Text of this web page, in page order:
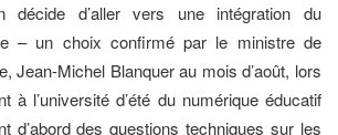
décide d’aller vers une intégration du
– un choix confirmé par le ministre de
Jean-Michel Blanquer au mois d’août, lors
à l’université d’été du numérique éducatif
d’abord des questions techniques sur les